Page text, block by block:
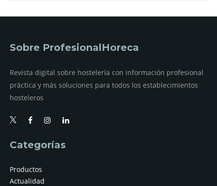
Sobre ProfesionalHoreca
Revista digital sobre hostelería con información profesional
práctica y más soluciones para todos los establecimientos
hosteleros
Categorías
Productos
Actualidad